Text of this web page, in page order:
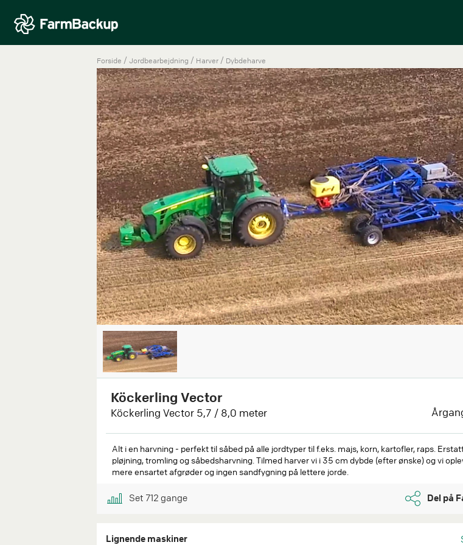
Forside / Jordbearbejdning / Harver / Dybdeharve
Köckerling Vector
Köckerling Vector 5,7 / 8,0 meter
Alt i en harvning - perfekt til såbed på alle jordtyper til f.eks. majs, korn, kartofler, raps.
pløjning, tromling og såbedsharvning. Tilmed harver vi i 35 cm dybde (efter ønske) og vi
mere ensartet afgrøder og ingen sandfygning på lettere jorde.
Set 712 gange Del på
Lignende maskiner